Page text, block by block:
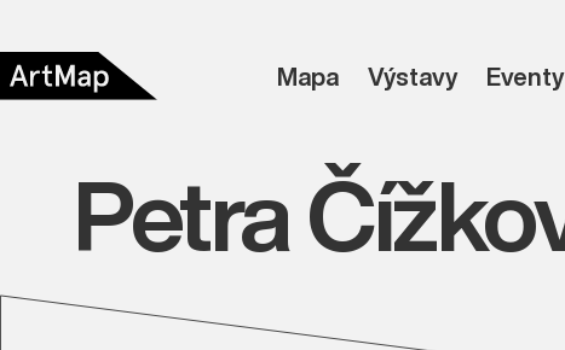
Mapa Výstavy Eventy
Petra